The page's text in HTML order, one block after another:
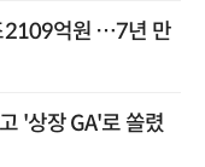
2109억원 …7년 만
'상장 GA'로 쏠렸